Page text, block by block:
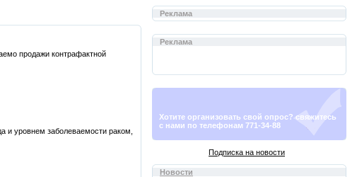
продажи контрафактной
и уровнем заболеваемости раком,
Реклама
Реклама
Хотите организовать свой опрос? свяжитесь
с нами по телефонам 771-34-88
Подписка на новости
Новости